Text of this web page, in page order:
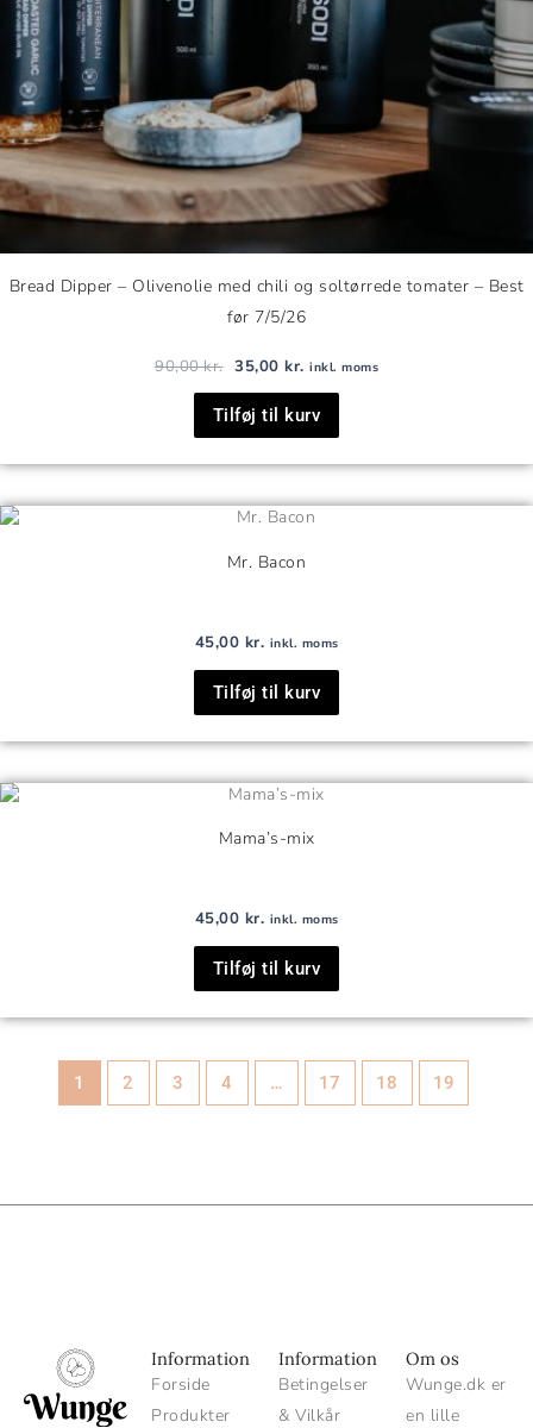
Bread Dipper – Olivenolie med chili og soltørrede tomater – Best
før 7/5/26
90,00kr. 35,00 kr. inkl. moms
Tilføj til kurv
Mr. Bacon
45,00 kr. inkl. moms
Tilføj til kurv
Mama’s-mix
45,00 kr. inkl. moms
Tilføj til kurv
1 2 3 4 … 17 18 19
Information
Forside
Produkter
Information
Betingelser
& Vilkår
Om os
Wunge.dk er
en lille